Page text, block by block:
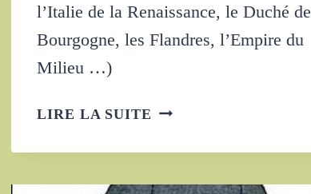
l’Italie de la Renaissance, le Duché de
Bourgogne, les Flandres, l’Empire du
Milieu …)
LIRE LA SUITE LES
EMPIRES